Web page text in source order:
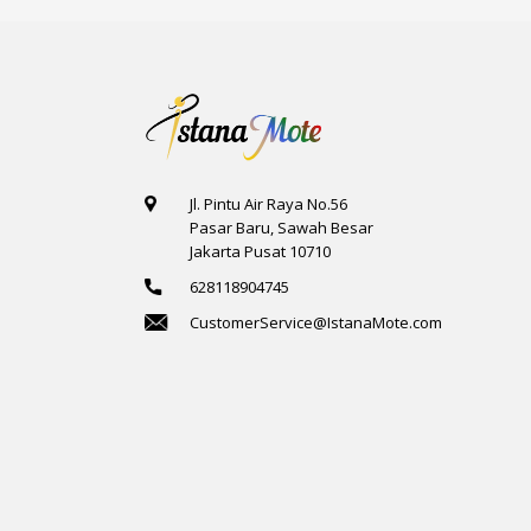
Jl. Pintu Air Raya No.56
Pasar Baru, Sawah Besar
Jakarta Pusat 10710
628118904745
CustomerService@IstanaMote.com